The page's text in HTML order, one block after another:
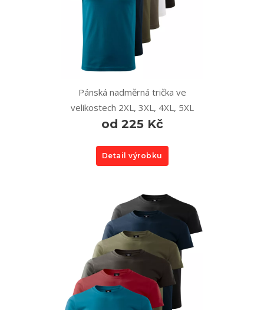
Pánská nadměrná trička ve
velikostech 2XL, 3XL, 4XL, 5XL
od 225 Kč
Detail výrobku